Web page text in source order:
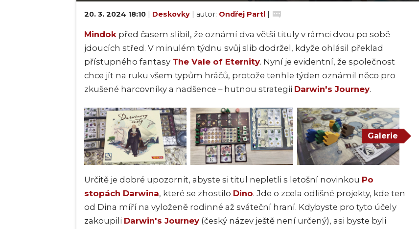
20. 3. 2024 18:10 | Deskovky | autor: Ondřej Partl |
Mindok před časem slíbil, že oznámí dva větší tituly v rámci dvou po sobě
jdoucích střed. V minulém týdnu svůj slib dodržel, kdyže ohlásil překlad
přístupného fantasy The Vale of Eternity. Nyní je evidentní, že společnost
chce jít na ruku všem typům hráčů, protože tenhle týden oznámil něco pro
zkušené harcovníky a nadšence – hutnou strategii Darwin's Journey.
Galerie
Určitě je dobré upozornit, abyste si titul nepletli s letošní novinkou Po
stopách Darwina, které se zhostilo Dino. Jde o zcela odlišné projekty, kde ten
od Dina míří na vyloženě rodinné až sváteční hraní. Kdybyste pro tyto účely
zakoupili Darwin's Journey (český název ještě není určený), asi byste byli